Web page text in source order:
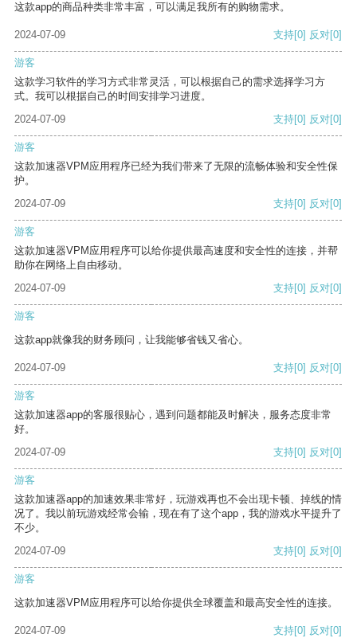
这款app的商品种类非常丰富，可以满足我所有的购物需求。
2024-07-09 支持[0] 反对[0]
游客
这款学习软件的学习方式非常灵活，可以根据自己的需求选择学习方
式。我可以根据自己的时间安排学习进度。
2024-07-09
支持[0] 反对[0]
游客
这款加速器VPM应用程序已经为我们带来了无限的流畅体验和安全性保
护。
2024-07-09
支持[0] 反对[0]
游客
这款加速器VPM应用程序可以给你提供最高速度和安全性的连接，并帮
助你在网络上自由移动。
2024-07-09
支持[0] 反对[0]
游客
这款app就像我的财务顾问，让我能够省钱又省心。
2024-07-09 支持[0] 反对[0]
游客
这款加速器app的客服很贴心，遇到问题都能及时解决，服务态度非常
好。
2024-07-09
支持[0] 反对[0]
游客
这款加速器app的加速效果非常好，玩游戏再也不会出现卡顿、掉线的情
况了。我以前玩游戏经常会输，现在有了这个app，我的游戏水平提升了
不少。
2024-07-09
支持[0] 反对[0]
游客
这款加速器VPM应用程序可以给你提供全球覆盖和最高安全性的连接。
2024-07-09 支持[0] 反对[0]